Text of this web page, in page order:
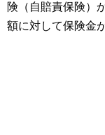
険（自賠責保険）
額に対して保険金